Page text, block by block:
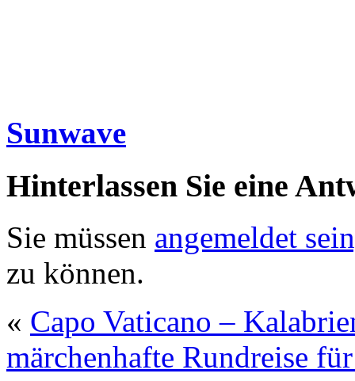
Sunwave
Hinterlassen Sie eine
Sie müssen angemeldet
zu können.
« Capo Vaticano –
märchenhafte Rundreise